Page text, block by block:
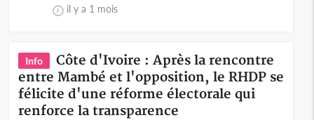
il y a 1 mois
Info
Côte d'Ivoire : Après la rencontre
entre Mambé et l'opposition, le RHDP se
félicite d'une réforme électorale qui
renforce la transparence